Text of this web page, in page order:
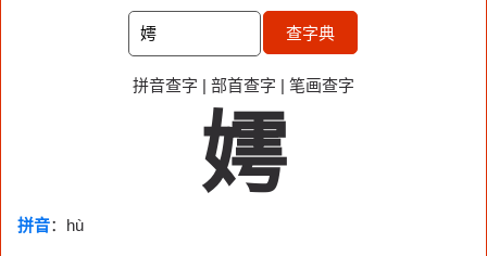
查字典
拼音查字 | 部首查字 | 笔画查字
嫮
拼音：hù